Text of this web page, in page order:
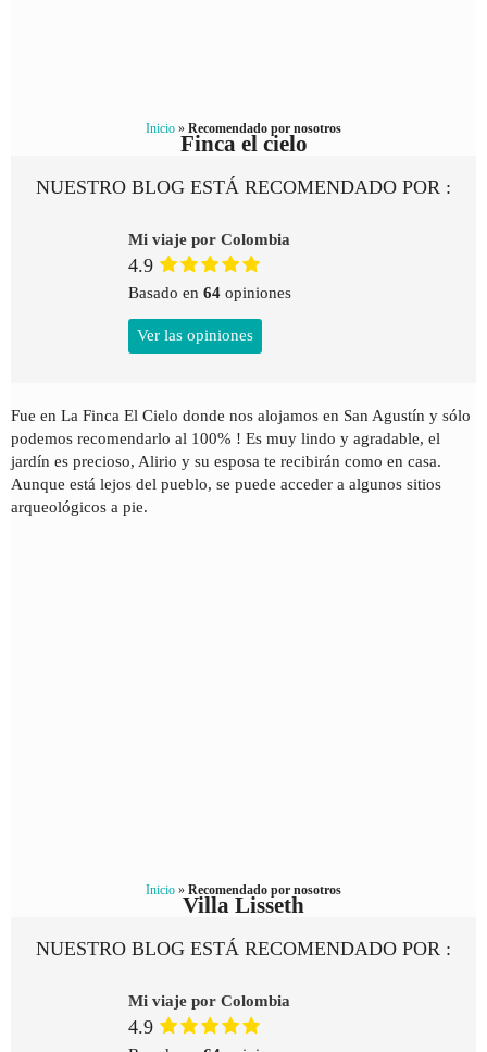
Inicio » Recomendado por nosotros
Finca el cielo
NUESTRO BLOG ESTÁ RECOMENDADO POR :
Mi viaje por Colombia
4.9
Basado en 64 opiniones
Ver las opiniones
Fue en La Finca El Cielo donde nos alojamos en San Agustín y sólo
podemos recomendarlo al 100% ! Es muy lindo y agradable, el
jardín es precioso, Alirio y su esposa te recibirán como en casa.
Aunque está lejos del pueblo, se puede acceder a algunos sitios
arqueológicos a pie.
Inicio » Recomendado por nosotros
Villa Lisseth
NUESTRO BLOG ESTÁ RECOMENDADO POR :
Mi viaje por Colombia
4.9